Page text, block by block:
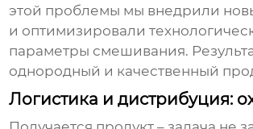
этой проблемы мы внедрили
и оптимизировали
параметры смешивания.
однородный и качественный
Логистика и дистрибуция: